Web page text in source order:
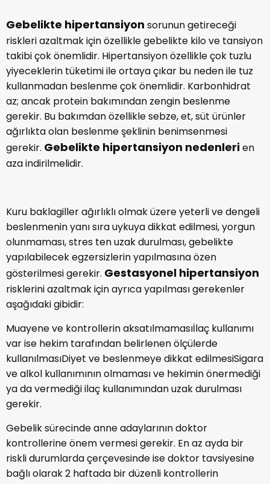
Gebelikte hipertansiyon sorunun getireceği
riskleri azaltmak için özellikle gebelikte kilo ve tansiyon
takibi çok önemlidir. Hipertansiyon özellikle çok tuzlu
yiyeceklerin tüketimi ile ortaya çıkar bu neden ile tuz
kullanmadan beslenme çok önemlidir. Karbonhidrat
az; ancak protein bakımından zengin beslenme
gerekir. Bu bakımdan özellikle sebze, et, süt ürünler
ağırlıkta olan beslenme şeklinin benimsenmesi
gerekir. Gebelikte hipertansiyon nedenleri en
aza indirilmelidir.
Kuru baklagiller ağırlıklı olmak üzere yeterli ve dengeli
beslenmenin yanı sıra uykuya dikkat edilmesi, yorgun
olunmaması, stres ten uzak durulması, gebelikte
yapılabilecek egzersizlerin yapılmasına özen
gösterilmesi gerekir.Gestasyonel hipertansiyon
risklerini azaltmak için ayrıca yapılması gerekenler
Muayene ve kontrollerin aksatılmamasıİlaç kullanımı
var ise hekim tarafından belirlenen ölçülerde
kullanılmasıDiyet ve beslenmeye dikkat edilmesiSigara
ve alkol kullanımının olmaması ve hekimin önermediği
ya da vermediği ilaç kullanımından uzak durulması
Gebelik sürecinde anne adaylarının doktor
kontrollerine önem vermesi gerekir. En az ayda bir
riskli durumlarda çerçevesinde ise doktor tavsiyesine